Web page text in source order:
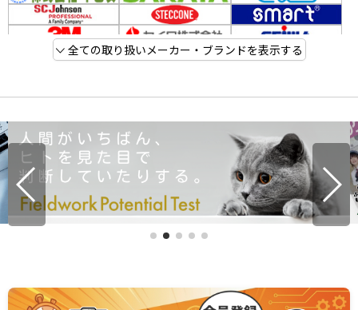
全ての取り扱いメーカー・ブランドを表示する